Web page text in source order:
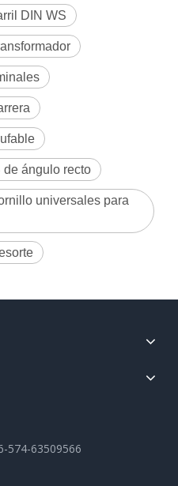
DIN WS
ángulo recto
universales para
574-63509566